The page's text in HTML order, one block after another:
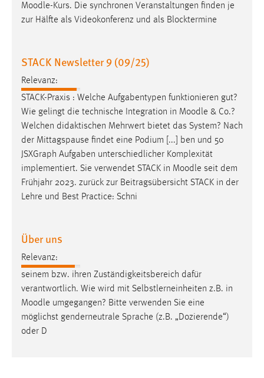
Moodle-Kurs. Die synchronen Veranstaltungen finden je
zur Hälfte als Videokonferenz und als Blocktermine
STACK Newsletter 9 (09/25)
Relevanz:
STACK-Praxis : Welche Aufgabentypen funktionieren gut?
Wie gelingt die technische Integration in Moodle & Co.?
Welchen didaktischen Mehrwert bietet das System? Nach
der Mittagspause findet eine Podium [...] ben und 50
JSXGraph Aufgaben unterschiedlicher Komplexität
implementiert. Sie verwendet STACK in Moodle seit dem
Frühjahr 2023. zurück zur Beitragsübersicht STACK in der
Lehre und Best Practice: Schni
Über uns
Relevanz:
seinem bzw. ihren Zuständigkeitsbereich dafür
verantwortlich. Wie wird mit Selbstlerneinheiten z.B. in
Moodle umgegangen? Bitte verwenden Sie eine
möglichst genderneutrale Sprache (z.B. „Dozierende“)
oder D
Name:
Dieser Cookie ist notwendig um sich an der Website
Cookie Laufzeit:
24 Stunden
STATISTIK
Statistik Cookies erfassen Informationen anonym.
Diese Informationen helfen uns zu verstehen, wie
unsere Besucher unsere Website nutzen.
Name:
_pk_ref, _pk_cvar, _pk_id, _pk_ses
Zweck:
Zugriffsstatistik
Cookie Laufzeit:
Max. 13 Monate